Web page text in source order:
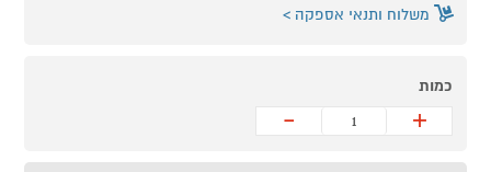
משלוח ותנאי אספקה
כמות
+
-